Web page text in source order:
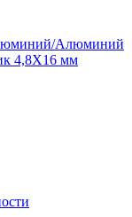
Алюминий
4,8X16 мм